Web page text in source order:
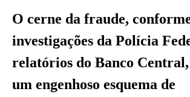
O cerne da fraude,
investigações da Polícia
relatórios do Banco
um engenhoso esquema de